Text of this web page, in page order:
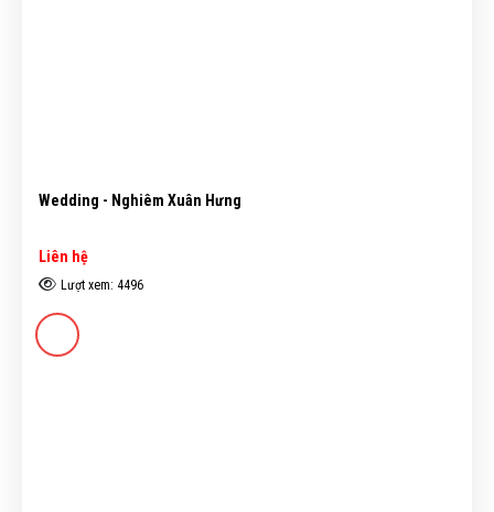
Wedding - Nghiêm Xuân Hưng
Liên hệ
Lượt xem: 4496